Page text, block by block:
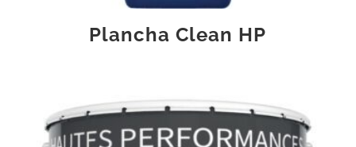
Plancha Clean HP